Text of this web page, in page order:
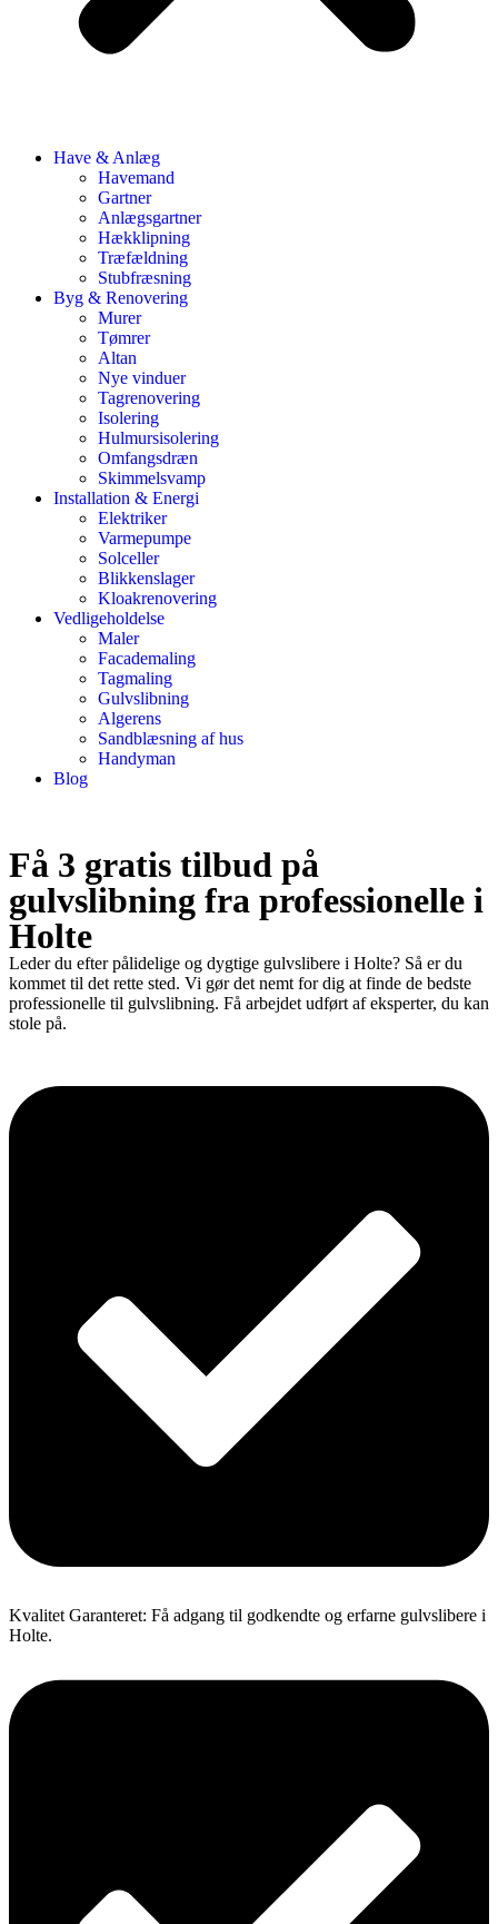
Have & Anlæg
Havemand
Gartner
Anlægsgartner
Hækklipning
Træfældning
Stubfræsning
Byg & Renovering
Murer
Tømrer
Altan
Nye vinduer
Tagrenovering
Isolering
Hulmursisolering
Omfangsdræn
Skimmelsvamp
Installation & Energi
Elektriker
Varmepumpe
Solceller
Blikkenslager
Kloakrenovering
Vedligeholdelse
Maler
Facademaling
Tagmaling
Gulvslibning
Algerens
Sandblæsning af hus
Handyman
Blog
Få 3 gratis tilbud på
gulvslibning fra professionelle i
Holte
Leder du efter pålidelige og dygtige gulvslibere i Holte? Så er du
kommet til det rette sted. Vi gør det nemt for dig at finde de bedste
professionelle til gulvslibning. Få arbejdet udført af eksperter, du kan
stole på.
Kvalitet Garanteret: Få adgang til godkendte og erfarne gulvslibere i
Holte.